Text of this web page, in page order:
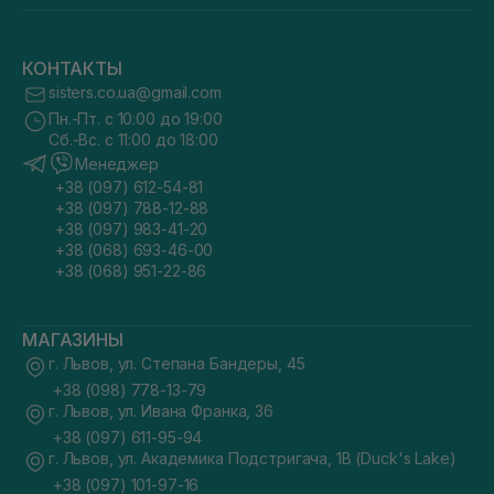
КОНТАКТЫ
sisters.co.ua@gmail.com
Пн.-Пт. с 10:00 до 19:00
Сб.-Вс. с 11:00 до 18:00
Менеджер
+38 (097) 612-54-81
+38 (097) 788-12-88
+38 (097) 983-41-20
+38 (068) 693-46-00
+38 (068) 951-22-86
МАГАЗИНЫ
г. Львов, ул. Степана Бандеры, 45
+38 (098) 778-13-79
г. Львов, ул. Ивана Франка, 36
+38 (097) 611-95-94
г. Львов, ул. Академика Подстригача, 1В (Duck's Lake)
+38 (097) 101-97-16